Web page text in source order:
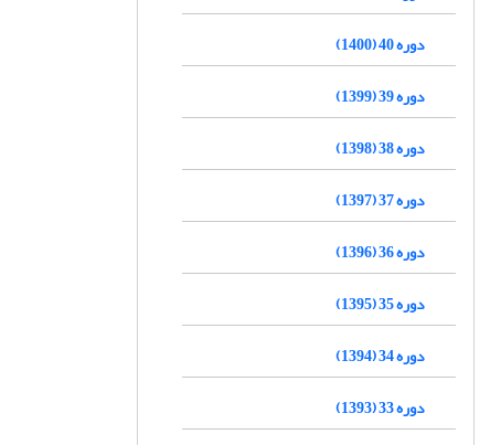
دوره 40 (1400)
دوره 39 (1399)
دوره 38 (1398)
دوره 37 (1397)
دوره 36 (1396)
دوره 35 (1395)
دوره 34 (1394)
دوره 33 (1393)